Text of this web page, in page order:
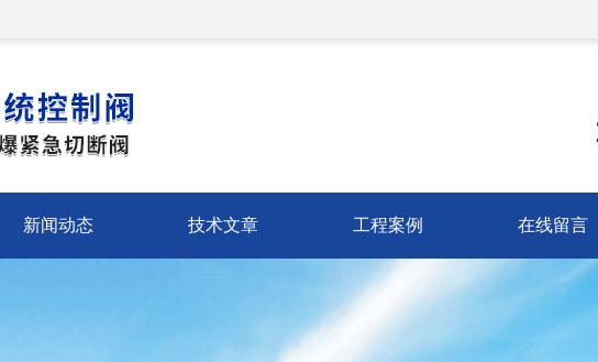
新闻动态 技术文章 工程案例 在线留言